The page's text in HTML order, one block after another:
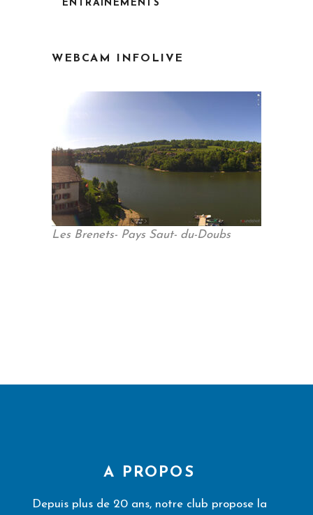
ENTRAÎNEMENTS
WEBCAM INFOLIVE
Les Brenets- Pays Saut- du-Doubs
A PROPOS
Depuis plus de 20 ans, notre club propose la